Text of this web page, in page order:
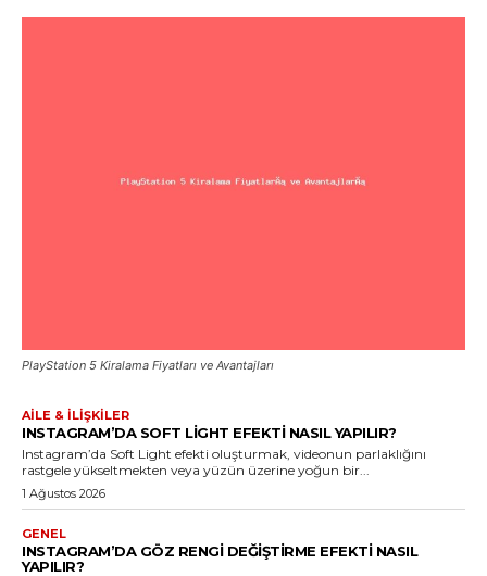
PlayStation 5 Kiralama Fiyatları ve Avantajları
AILE & İLIŞKILER
INSTAGRAM’DA SOFT LIGHT EFEKTI NASIL YAPILIR?
Instagram’da Soft Light efekti oluşturmak, videonun parlaklığını
rastgele yükseltmekten veya yüzün üzerine yoğun bir...
1 Ağustos 2026
GENEL
INSTAGRAM’DA GÖZ RENGI DEĞIŞTIRME EFEKTI NASIL
YAPILIR?